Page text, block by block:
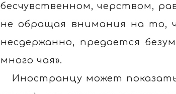
бесчувственном, черством,
не обращая внимания на то,
несдержанно, предается
много чая».
Иностранцу может